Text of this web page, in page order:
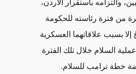
والتزامه باستقرار الأردن،
من فترة رئاسته للحكومة
إلا بسبب علاقاتهما العسكرية
السلام خلال تلك الفترة
خطة ترامب للسلام.